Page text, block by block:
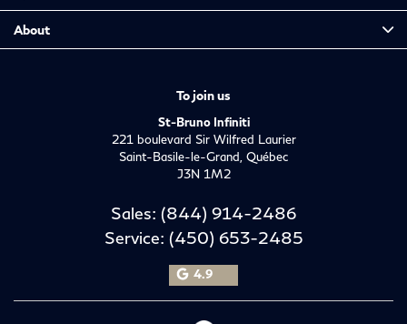
To join us
St-Bruno Infiniti
221 boulevard Sir Wilfred Laurier
Saint-Basile-le-Grand Québec
J3N 1M2
Sales: (844) 914-2486
Service: (450) 653-2485
4.9
About